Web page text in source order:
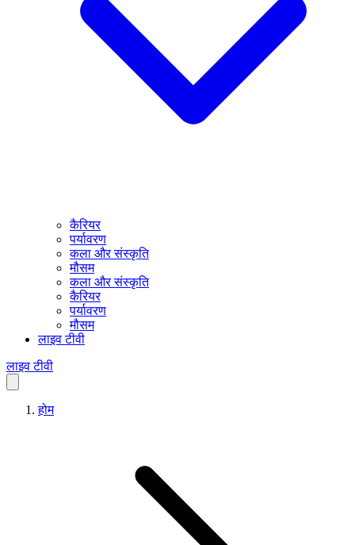
कैरियर
पर्यावरण
कला और संस्कृति
मौसम
कला और संस्कृति
कैरियर
पर्यावरण
मौसम
लाइव टीवी
लाइव टीवी
होम